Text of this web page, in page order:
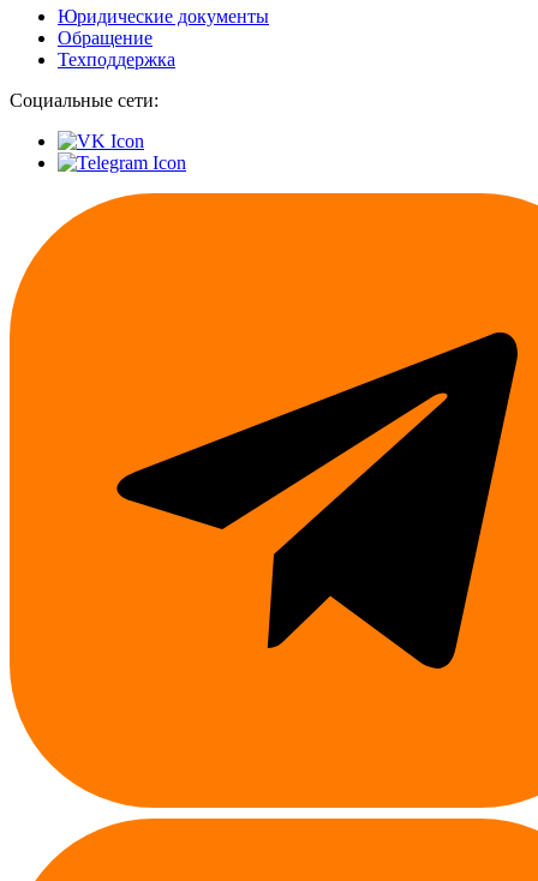
Юридические документы
Обращение
Техподдержка
Социальные сети: